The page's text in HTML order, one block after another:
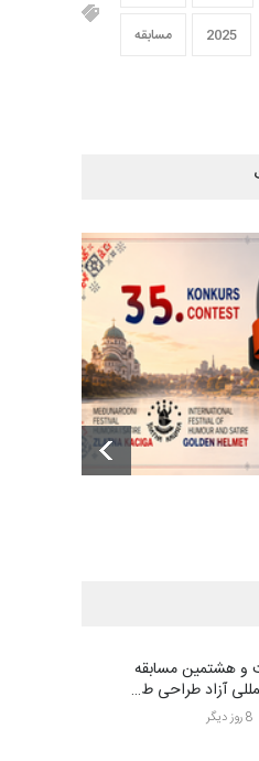
مسابقه 2025
و هشتمین مسابقه
آزاد طراحی ط…
8 روز دیگر